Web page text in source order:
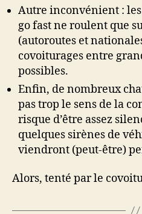
Autre inconvénient :
go fast ne roulent que
(autoroutes et
covoiturages entre
possibles.
Enfin, de nombreux
pas trop le sens de la
risque d’être assez
quelques sirènes de
viendront (peut-être)
Alors, tenté par le